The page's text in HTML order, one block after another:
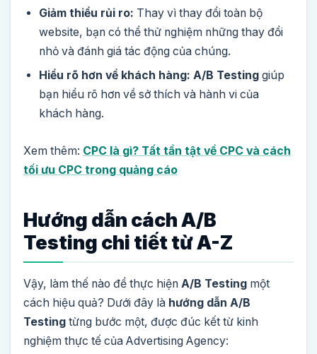
Giảm thiểu rủi ro: Thay vì thay đổi toàn bộ
website, bạn có thể thử nghiệm những thay đổi
nhỏ và đánh giá tác động của chúng.
Hiểu rõ hơn về khách hàng: A/B Testing giúp
bạn hiểu rõ hơn về sở thích và hành vi của
khách hàng.
Xem thêm: CPC là gì? Tất tần tật về CPC và cách
tối ưu CPC trong quảng cáo
Hướng dẫn cách A/B
Testing chi tiết từ A-Z
Vậy, làm thế nào để thực hiện A/B Testing một
cách hiệu quả? Dưới đây là hướng dẫn A/B
Testing từng bước một, được đúc kết từ kinh
nghiệm thực tế của Advertising Agency: